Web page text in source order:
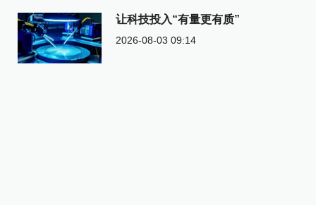
让科技投入“有量更有质”
2026-08-03 09:14